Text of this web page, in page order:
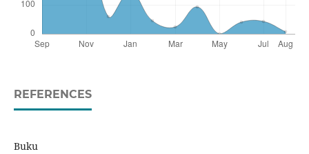
REFERENCES
Buku